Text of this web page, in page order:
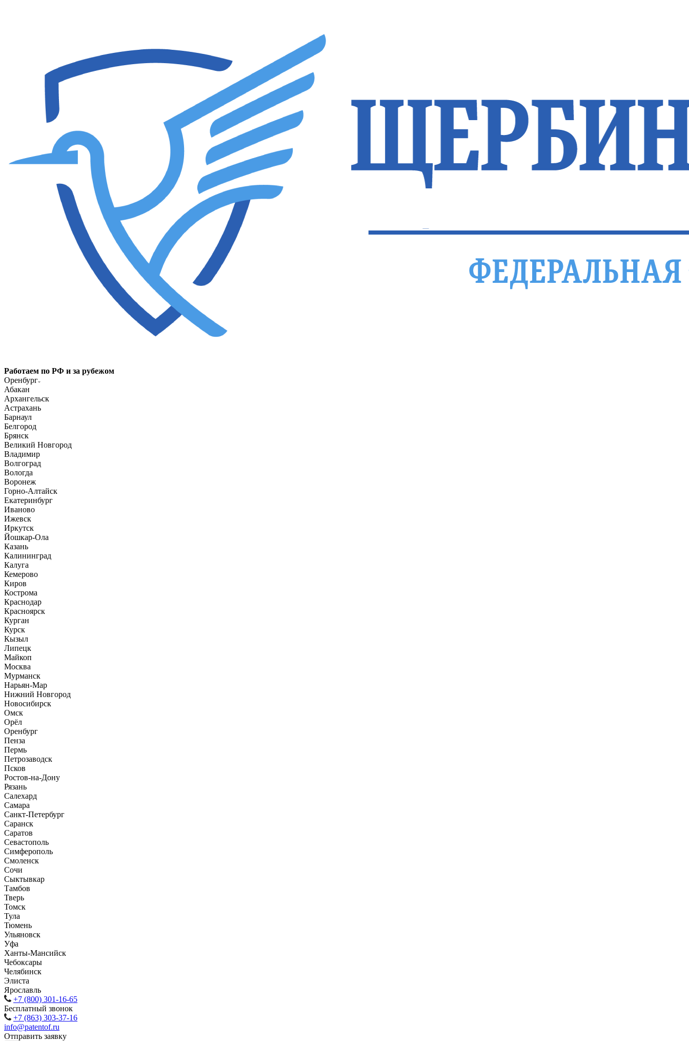
Работаем по РФ и за рубежом
Оренбург
Абакан
Архангельск
Астрахань
Барнаул
Белгород
Брянск
Великий Новгород
Владимир
Волгоград
Вологда
Воронеж
Горно-Алтайск
Екатеринбург
Иваново
Ижевск
Иркутск
Йошкар-Ола
Казань
Калининград
Калуга
Кемерово
Киров
Кострома
Краснодар
Красноярск
Курган
Курск
Кызыл
Липецк
Майкоп
Москва
Мурманск
Нарьян-Мар
Нижний Новгород
Новосибирск
Омск
Орёл
Оренбург
Пенза
Пермь
Петрозаводск
Псков
Ростов-на-Дону
Рязань
Салехард
Самара
Санкт-Петербург
Саранск
Саратов
Севастополь
Симферополь
Смоленск
Сочи
Сыктывкар
Тамбов
Тверь
Томск
Тула
Тюмень
Ульяновск
Уфа
Ханты-Мансийск
Чебоксары
Челябинск
Элиста
Ярославль
+7 (800) 301-16-65
Бесплатный звонок
+7 (863) 303-37-16
info@patentof.ru
Отправить заявку